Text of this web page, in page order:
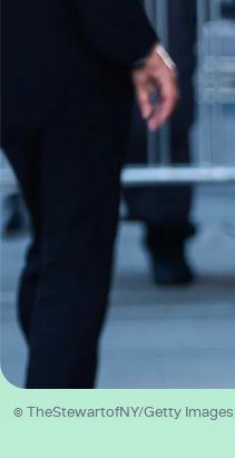
© TheStewartofNY/Getty Images